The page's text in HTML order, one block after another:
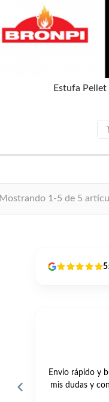
Estufa
1-5 de 5
5
Una gama
excelente y